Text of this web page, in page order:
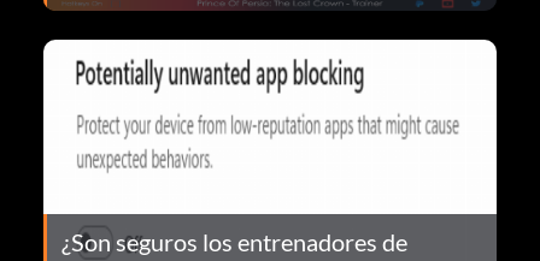
¿Son seguros los entrenadores de